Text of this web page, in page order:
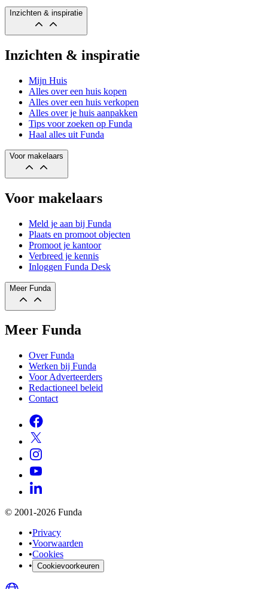
Inzichten & inspiratie
Inzichten & inspiratie
Mijn Huis
Alles over een huis kopen
Alles over een huis verkopen
Alles over je huis aanpakken
Tips voor zoeken op Funda
Haal alles uit Funda
Voor makelaars
Voor makelaars
Meld je aan bij Funda
Plaats en promoot objecten
Promoot je kantoor
Verbreed je kennis
Inloggen Funda Desk
Meer Funda
Meer Funda
Over Funda
Werken bij Funda
Voor Adverteerders
Redactioneel beleid
Contact
© 2001-2026 Funda
•Privacy
•Voorwaarden
•Cookies
• Cookievoorkeuren